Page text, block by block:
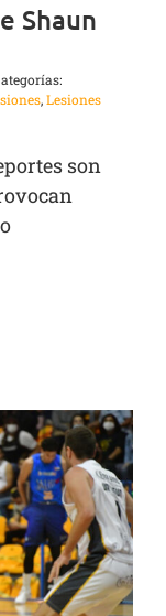
Shaun
,Lesiones
son